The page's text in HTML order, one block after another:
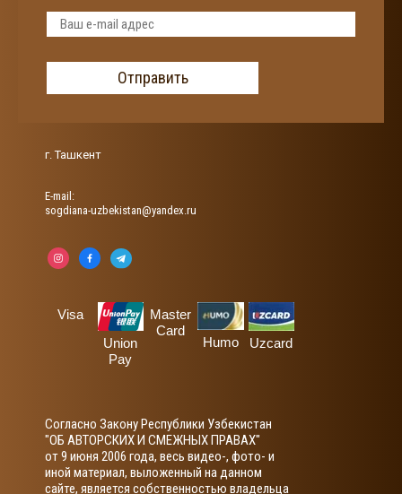
г. Ташкент
Е-mail:
sogdiana-uzbekistan@yandex.ru
Visa
Union
Pay
Master
Card
Humo Uzcard
Согласно Закону Республики Узбекистан
"ОБ АВТОРСКИХ И СМЕЖНЫХ ПРАВАХ"
от 9 июня 2006 года, весь видео-, фото- и
иной материал, выложенный на данном
сайте, является собственностью владельца
Отправить